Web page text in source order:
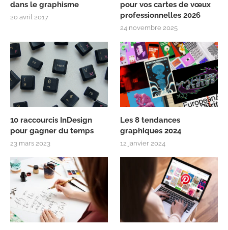
dans le graphisme
20 avril 2017
pour vos cartes de vœux
professionnelles 2026
24 novembre 2025
10 raccourcis InDesign
pour gagner du temps
23 mars 2023
Les 8 tendances
graphiques 2024
12 janvier 2024